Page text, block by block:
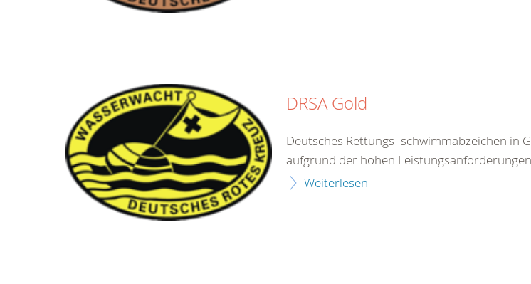
DRSA Gold
Deutsches Rettungs- schwimmabzeichen in
aufgrund der hohen
Weiterlesen